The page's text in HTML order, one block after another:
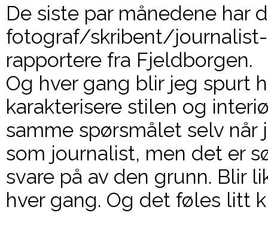
De siste par månedene har
fotograf/skribent/journalist-
rapportere fra Fjeldborgen.
Og hver gang blir jeg spurt
karakterisere stilen og
samme spørsmålet selv
som journalist, men det er
svare på av den grunn. Blir
hver gang. Og det føles litt